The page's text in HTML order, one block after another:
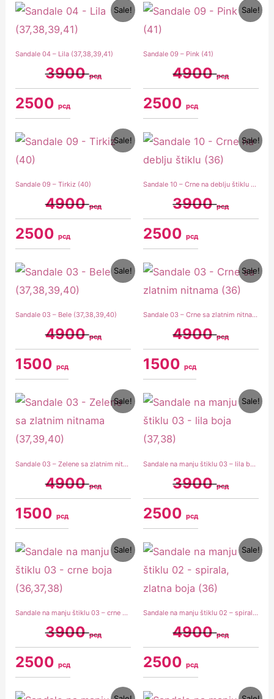
Sale!
Sandale 04 – Lila (37,38,39,41)
3900рсд
Original
price
was:
3900 рсд.
2500рсд
Current
price
is:
2500 рсд.
Sale!
Sandale 09 – Pink (41)
4900рсд
Original
price
was:
4900 рсд.
2500 рсд
Current
price
Sale!
Sandale 09 – Tirkiz (40)
4900рсд
Original
price
was:
4900 рсд.
2500рсд
Current
price
Sale!
Sandale 10 – Crne na deblju štiklu (36)
3900рсд
Original
price
was:
3900 рсд.
2500 рсд
Current
price
is:
2500 рсд.
Sale!
Sandale 03 – Bele (37,38,39,40)
4900рсд
Original
price
was:
4900 рсд.
1500рсд
Current
price
is:
1500 рсд.
Sale!
Sandale 03 – Crne sa zlatnim nitnama (36)
4900рсд
Original
price
was:
4900 рсд.
1500 рсд
Current
price
1500 рсд.
Sale!
Sandale 03 – Zelene sa zlatnim nitnama (37,39,40)
4900рсд
Original
price
4900 рсд.
1500рсд
Current
price
is:
1500 рсд.
Sale!
Sandale na manju štiklu 03 – lila boja (37,38)
3900рсд
Original
price
was:
3900 рсд.
2500 рсд
price
is:
2500 рсд.
Sale!
Sandale na manju štiklu 03 – crne boja (36,37,38)
3900рсд
Original
price
was:
3900 рсд.
2500рсд
price
2500 рсд.
Sale!
Sandale na manju štiklu 02 – spirala, zlatna boja (36)
4900рсд
Original
price
was:
4900 рсд.
2500 рсд
price
2500 рсд.
Original
Original